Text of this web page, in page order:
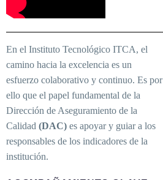
En el Instituto Tecnológico ITCA, el
camino hacia la excelencia es un
esfuerzo colaborativo y continuo. Es por
ello que el papel fundamental de la
Dirección de Aseguramiento de la
Calidad (DAC) es apoyar y guiar a los
responsables de los indicadores de la
institución.